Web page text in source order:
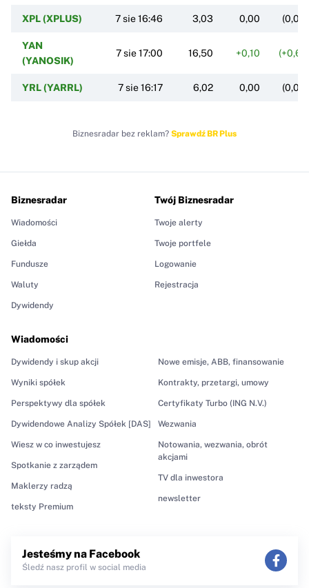
XPL (XPLUS) 7 sie 16:46 3,03 0,00
YAN
(YANOSIK)
7 sie 17:00 16,50 +0,10
YRL (YARRL) 7 sie 16:17 6,02 0,00
Biznesradar bez reklam? Sprawdź BR Plus
Biznesradar
Wiadomości
Giełda
Fundusze
Waluty
Dywidendy
Wiadomości
Dywidendy i skup akcji
Wyniki spółek
Perspektywy dla spółek
Dywidendowe Analizy Spółek [DAS]
Wiesz w co inwestujesz
Spotkanie z zarządem
Maklerzy radzą
teksty Premium
Nowe emisje, ABB, finansowanie
Kontrakty, przetargi, umowy
Certyfikaty Turbo (ING N.V.)
Wezwania
Notowania, wezwania, obrót
akcjami
TV dla inwestora
newsletter
Twój Biznesradar
Twoje alerty
Twoje portfele
Logowanie
Rejestracja
Jesteśmy na Facebook
Śledź nasz profil w social media